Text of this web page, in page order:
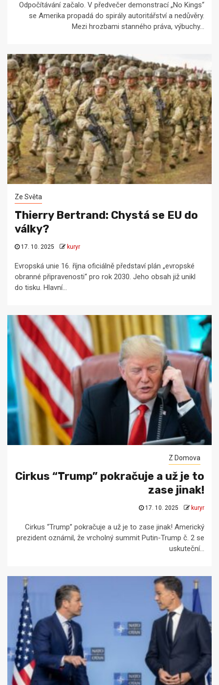
Odpočítávání začalo. V předvečer demonstrací „No Kings“
se Amerika propadá do spirály autoritářství a nedůvěry.
Mezi hrozbami stanného práva, výbuchy...
Ze Světa
Thierry Bertrand: Chystá se EU do
války?
17. 10. 2025 kuryr
Evropská unie 16. října oficiálně představí plán „evropské
obranné připravenosti“ pro rok 2030. Jeho obsah již unikl
do tisku. Hlavní...
Z Domova
Cirkus “Trump” pokračuje a už je to
zase jinak!
17. 10. 2025 kuryr
Cirkus “Trump” pokračuje a už je to zase jinak! Americký
prezident oznámil, že vrcholný summit Putin-Trump č. 2 se
uskuteční...